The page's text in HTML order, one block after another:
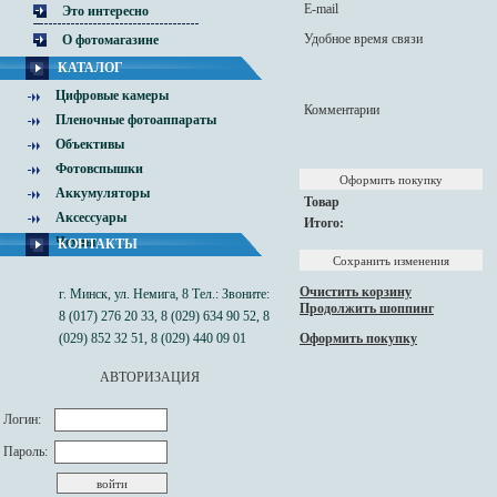
Это интересно
О фотомагазине
КАТАЛОГ
Цифровые камеры
Пленочные фотоаппараты
Объективы
Фотовспышки
Аккумуляторы
Аксессуары
Чехлы
КОНТАКТЫ
г. Минск, ул. Немига, 8 Тел.: Звоните:
8 (017) 276 20 33, 8 (029) 634 90 52, 8
(029) 852 32 51, 8 (029) 440 09 01
АВТОРИЗАЦИЯ
Логин:
Пароль:
E-mail
Удобное время связи
Комментарии
Товар
Итого:
Очистить корзину
Продолжить шоппинг
Оформить покупку